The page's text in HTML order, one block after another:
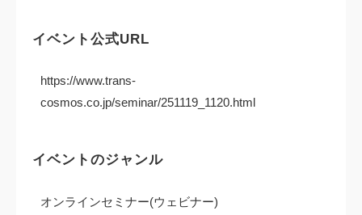
イベント公式URL
https://www.trans-
cosmos.co.jp/seminar/251119_1120.html
イベントのジャンル
オンラインセミナー(ウェビナー)